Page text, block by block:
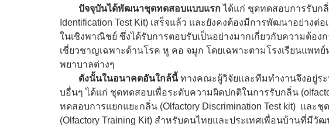
ปัจจุบันได้พัฒนาชุดทดสอบแบบแรก ได้แก่ ชุดทดสอบการรับก
Identification Test Kit) เสร็จแล้ว และยังคงต้องมีการพัฒนาอย่าง
ในเชิงพาณิชย์ ซึ่งได้รับการตอบรับเป็นอย่างมากเกี่ยวกับความต้อ
เชี่ยวชาญเฉพาะด้านโรค หู คอ จมูก โดยเฉพาะตามโรงเรียนแพท
พยาบาลต่างๆ
ดังนั้นในอนาคตอันใกล้นี้ทางคณะผู้วิจัยและทีมทำงานจึงอยู่ร
บอื่นๆ ได้แก่ ชุดทดสอบเพื่อระดับความผิดปกติในการรับกลิ่น
ทดสอบการแยกแยะกลิ่น (Olfactory Discrimination Test kit) แล
(Olfactory Training Kit) สำหรับคนไทยและประเทศเพื่อนบ้านที่มี